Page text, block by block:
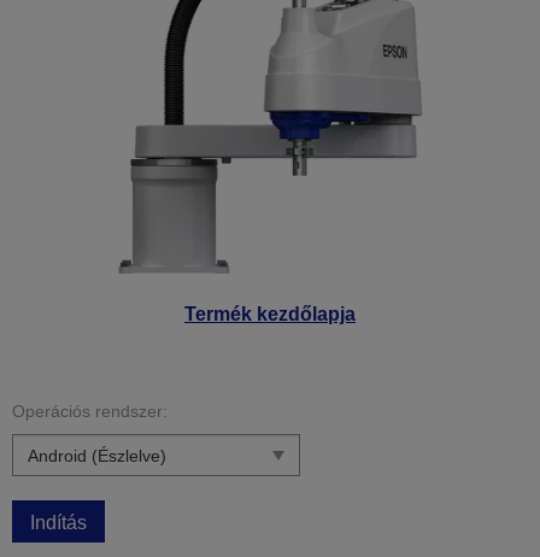
Termék kezdőlapja
Operációs rendszer:
Indítás